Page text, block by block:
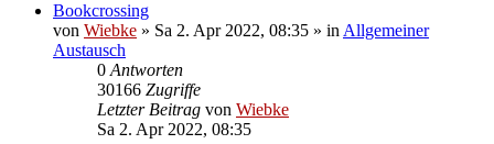
Bookcrossing
von Wiebke » Sa 2. Apr 2022, 08:35 » inAllgemeiner
Austausch
0Antworten
30166 Zugriffe
Letzter Beitrag von Wiebke
Sa 2. Apr 2022, 08:35